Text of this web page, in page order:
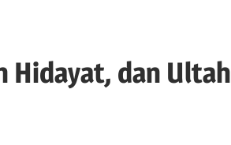
Hidayat, dan Ultah